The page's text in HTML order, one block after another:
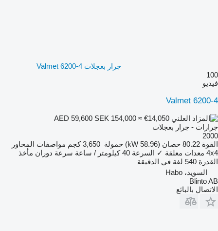
جرار بعجلات Valmet 6200-4
100
فيديو
Valmet 6200-4
SEK 154,000 ≈ €14,050
جرارات - جرار بعجلات
2000
القوة 80.22 حصان (58.96 kW) حمولة 3,650 كجم
مواصفات المحاور
4x4 معدات معلقة ✓ السرعة 40 كيلومتر / ساعة
سرعة دوران مأخذ
القدرة 540 لفة في الدقيقة
السويد، Habo
Blinto AB
الاتصال بالبائع